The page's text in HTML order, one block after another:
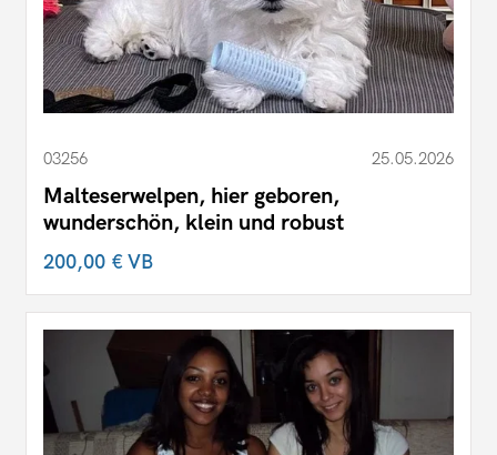
03256 25.05.2026
Malteserwelpen, hier geboren,
wunderschön, klein und robust
200,00 €VB